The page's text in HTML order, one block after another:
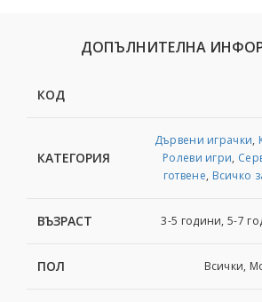
ДОПЪЛНИТЕЛНА
КОД
КАТЕГОРИЯ
Дървени играчки,
Ролеви игри,
готвене, Всичко
ВЪЗРАСТ 3-5 години, 5-7
ПОЛ Всички,